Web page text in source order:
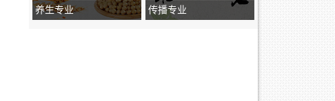
养生专业 传播专业